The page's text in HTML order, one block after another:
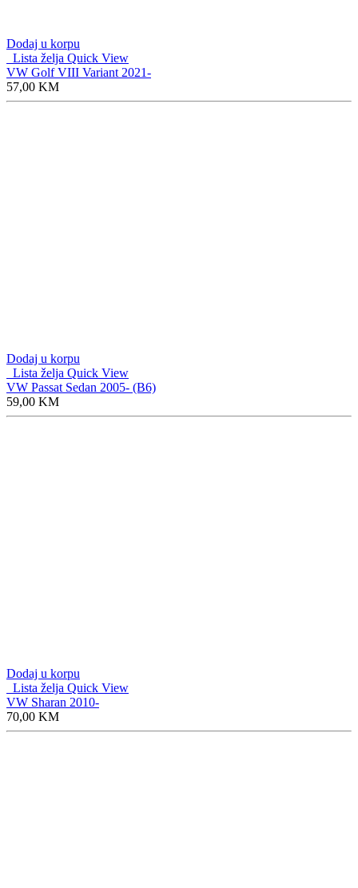
Dodaj u korpu
Lista želja Quick View
VW Golf VIII Variant 2021-
57,00 KM
Dodaj u korpu
Lista želja Quick View
VW Passat Sedan 2005- (B6)
59,00 KM
Dodaj u korpu
Lista želja Quick View
VW Sharan 2010-
70,00 KM